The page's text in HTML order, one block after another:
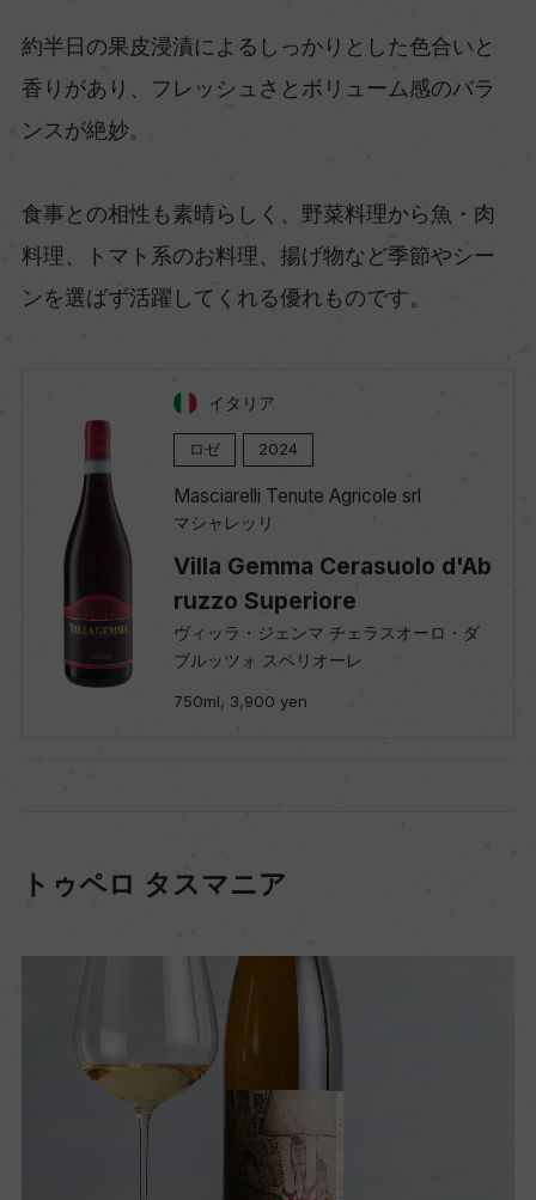
約半日の果皮浸漬によるしっかりとした色合いと
香りがあり、フレッシュさとボリューム感のバラ
ンスが絶妙。
食事との相性も素晴らしく、野菜料理から魚・肉
料理、トマト系のお料理、揚げ物など季節やシー
ンを選ばず活躍してくれる優れものです。
イタリア
ロゼ 2024
Masciarelli Tenute Agricole srl
マシャレッリ
Villa Gemma Cerasuolo d'Ab
ruzzo Superiore
ヴィッラ・ジェンマ チェラスオーロ・ダ
ブルッツォ スペリオーレ
750ml, 3,900 yen
トゥペロ タスマニア